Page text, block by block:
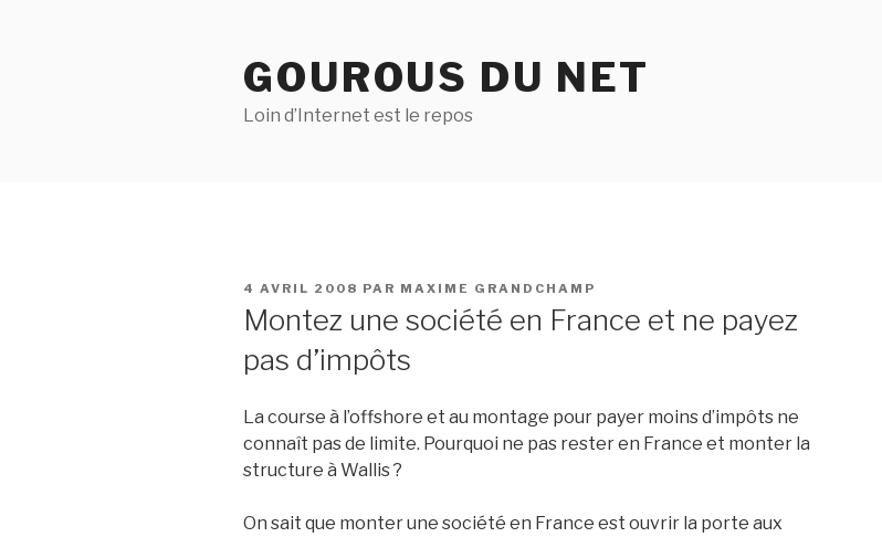
GOUROUS DU NET
Loin d’Internet est le repos
PUBLIÉ
4 AVRIL 2008 PAR MAXIME GRANDCHAMP
Montez une société en France et ne payez
pas d’impôts
La course à l’offshore et au montage pour payer moins d’impôts ne
connaît pas de limite. Pourquoi ne pas rester en France et monter la
structure à Wallis ?
On sait que monter une société en France est ouvrir la porte aux